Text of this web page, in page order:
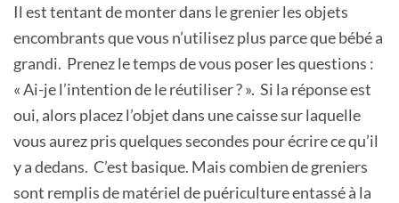
Il est tentant de monter dans le grenier les objets
encombrants que vous n’utilisez plus parce que bébé a
grandi. Prenez le temps de vous poser les questions :
« Ai-je l’intention de le réutiliser ? ». Si la réponse est
oui, alors placez l’objet dans une caisse sur laquelle
vous aurez pris quelques secondes pour écrire ce qu’il
y a dedans. C’est basique. Mais combien de greniers
sont remplis de matériel de puériculture entassé à la